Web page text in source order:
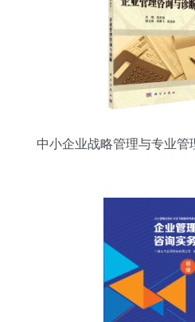
中小企业战略管理与专业管